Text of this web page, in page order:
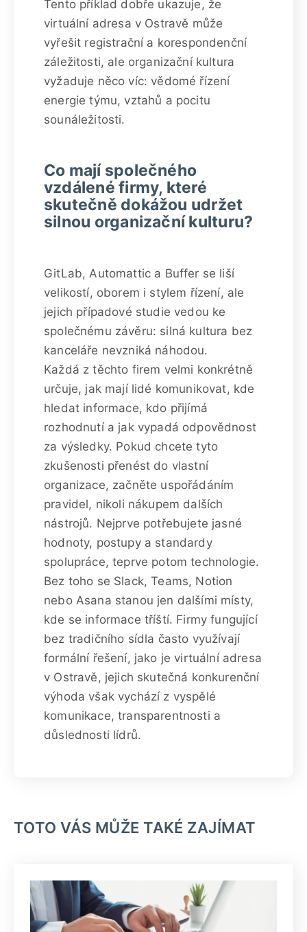
Tento příklad dobře ukazuje, že
virtuální adresa v Ostravě může
vyřešit registrační a korespondenční
záležitosti, ale organizační kultura
vyžaduje něco víc: vědomé řízení
energie týmu, vztahů a pocitu
sounáležitosti.
Co mají společného
vzdálené firmy, které
skutečně dokážou udržet
silnou organizační kulturu?
GitLab, Automattic a Buffer se liší
velikostí, oborem i stylem řízení, ale
jejich případové studie vedou ke
společnému závěru: silná kultura bez
kanceláře nevzniká náhodou.
Každá z těchto firem velmi konkrétně
určuje, jak mají lidé komunikovat, kde
hledat informace, kdo přijímá
rozhodnutí a jak vypadá odpovědnost
za výsledky. Pokud chcete tyto
zkušenosti přenést do vlastní
organizace, začněte uspořádáním
pravidel, nikoli nákupem dalších
nástrojů. Nejprve potřebujete jasné
hodnoty, postupy a standardy
spolupráce, teprve potom technologie.
Bez toho se Slack, Teams, Notion
nebo Asana stanou jen dalšími místy,
kde se informace tříští. Firmy fungující
bez tradičního sídla často využívají
formální řešení, jako je virtuální adresa
v Ostravě, jejich skutečná konkurenční
výhoda však vychází z vyspělé
komunikace, transparentnosti a
důslednosti lídrů.
TOTO VÁS MŮŽE TAKÉ ZAJÍMAT